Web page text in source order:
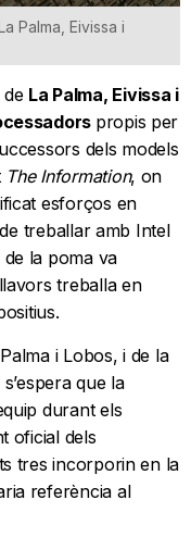
Palma, Eivissa i
de La Palma, Eivissa i
propis per
dels models
The Information, on
esforços en
treballar amb Intel
la poma va
treballa en
i Lobos, i de la
que la
durant els
oficial dels
tres incorporin en la
referència al